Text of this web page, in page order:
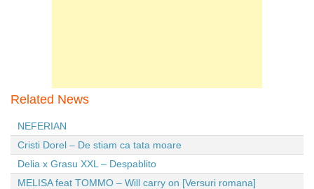
Related News
NEFERIAN
Cristi Dorel – De stiam ca tata moare
Delia x Grasu XXL – Despablito
MELISA feat TOMMO – Will carry on [Versuri romana]